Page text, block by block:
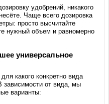
удобрений, никакого
Чаще всего дозировка
просто высчитайте
нужный объем и равномерно
универсальное
какого конкретно вида
зависимости от вида, мы
варианты: